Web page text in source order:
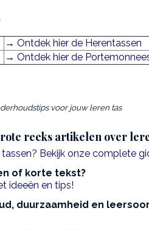
→ Ontdek hier de Herentassen
→ Ontdek hier de
voor jouw leren tas
reeks artikelen over
Bekijk onze complete
of korte tekst?
ideeën en tips!
duurzaamheid en